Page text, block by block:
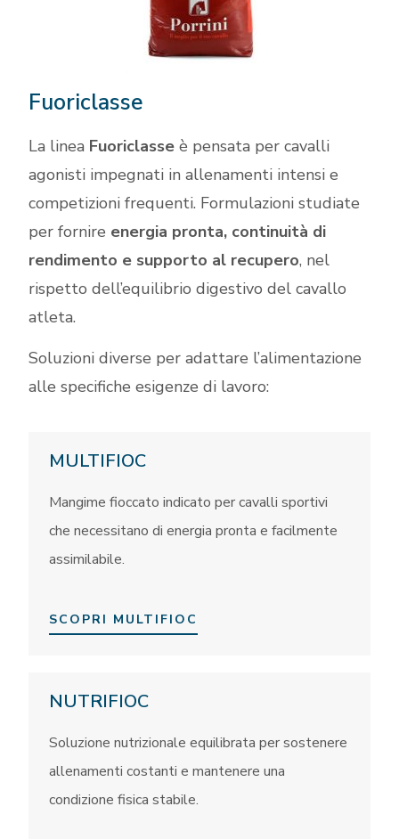
Fuoriclasse
La linea Fuoriclasse è pensata per cavalli
agonisti impegnati in allenamenti intensi e
competizioni frequenti. Formulazioni studiate
per fornire energia pronta, continuità di
rendimento e supporto al recupero, nel
rispetto dell’equilibrio digestivo del cavallo
atleta.
Soluzioni diverse per adattare l’alimentazione
alle specifiche esigenze di lavoro:
MULTIFIOC
Mangime fioccato indicato per cavalli sportivi
che necessitano di energia pronta e facilmente
assimilabile.
SCOPRI MULTIFIOC
NUTRIFIOC
Soluzione nutrizionale equilibrata per sostenere
allenamenti costanti e mantenere una
condizione fisica stabile.